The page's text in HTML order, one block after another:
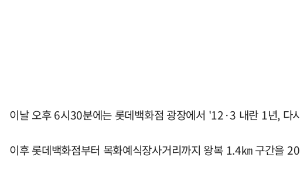
이날 오후 6시30분에는 롯데백화점 광장에서 '12·3 내란 1년, 다
이후 롯데백화점부터 목화예식장사거리까지 왕복 1.4㎞ 구간을